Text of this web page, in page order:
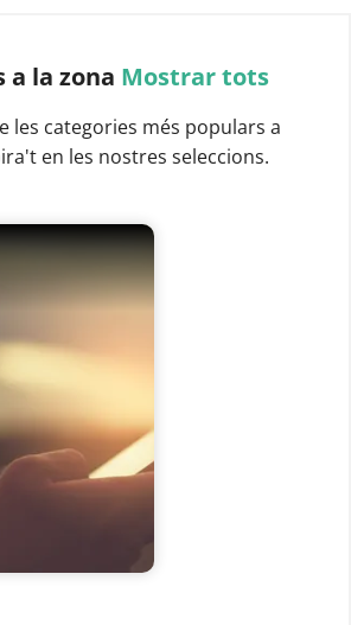
a la zona Mostrar tots
les categories més populars a
en les nostres seleccions.